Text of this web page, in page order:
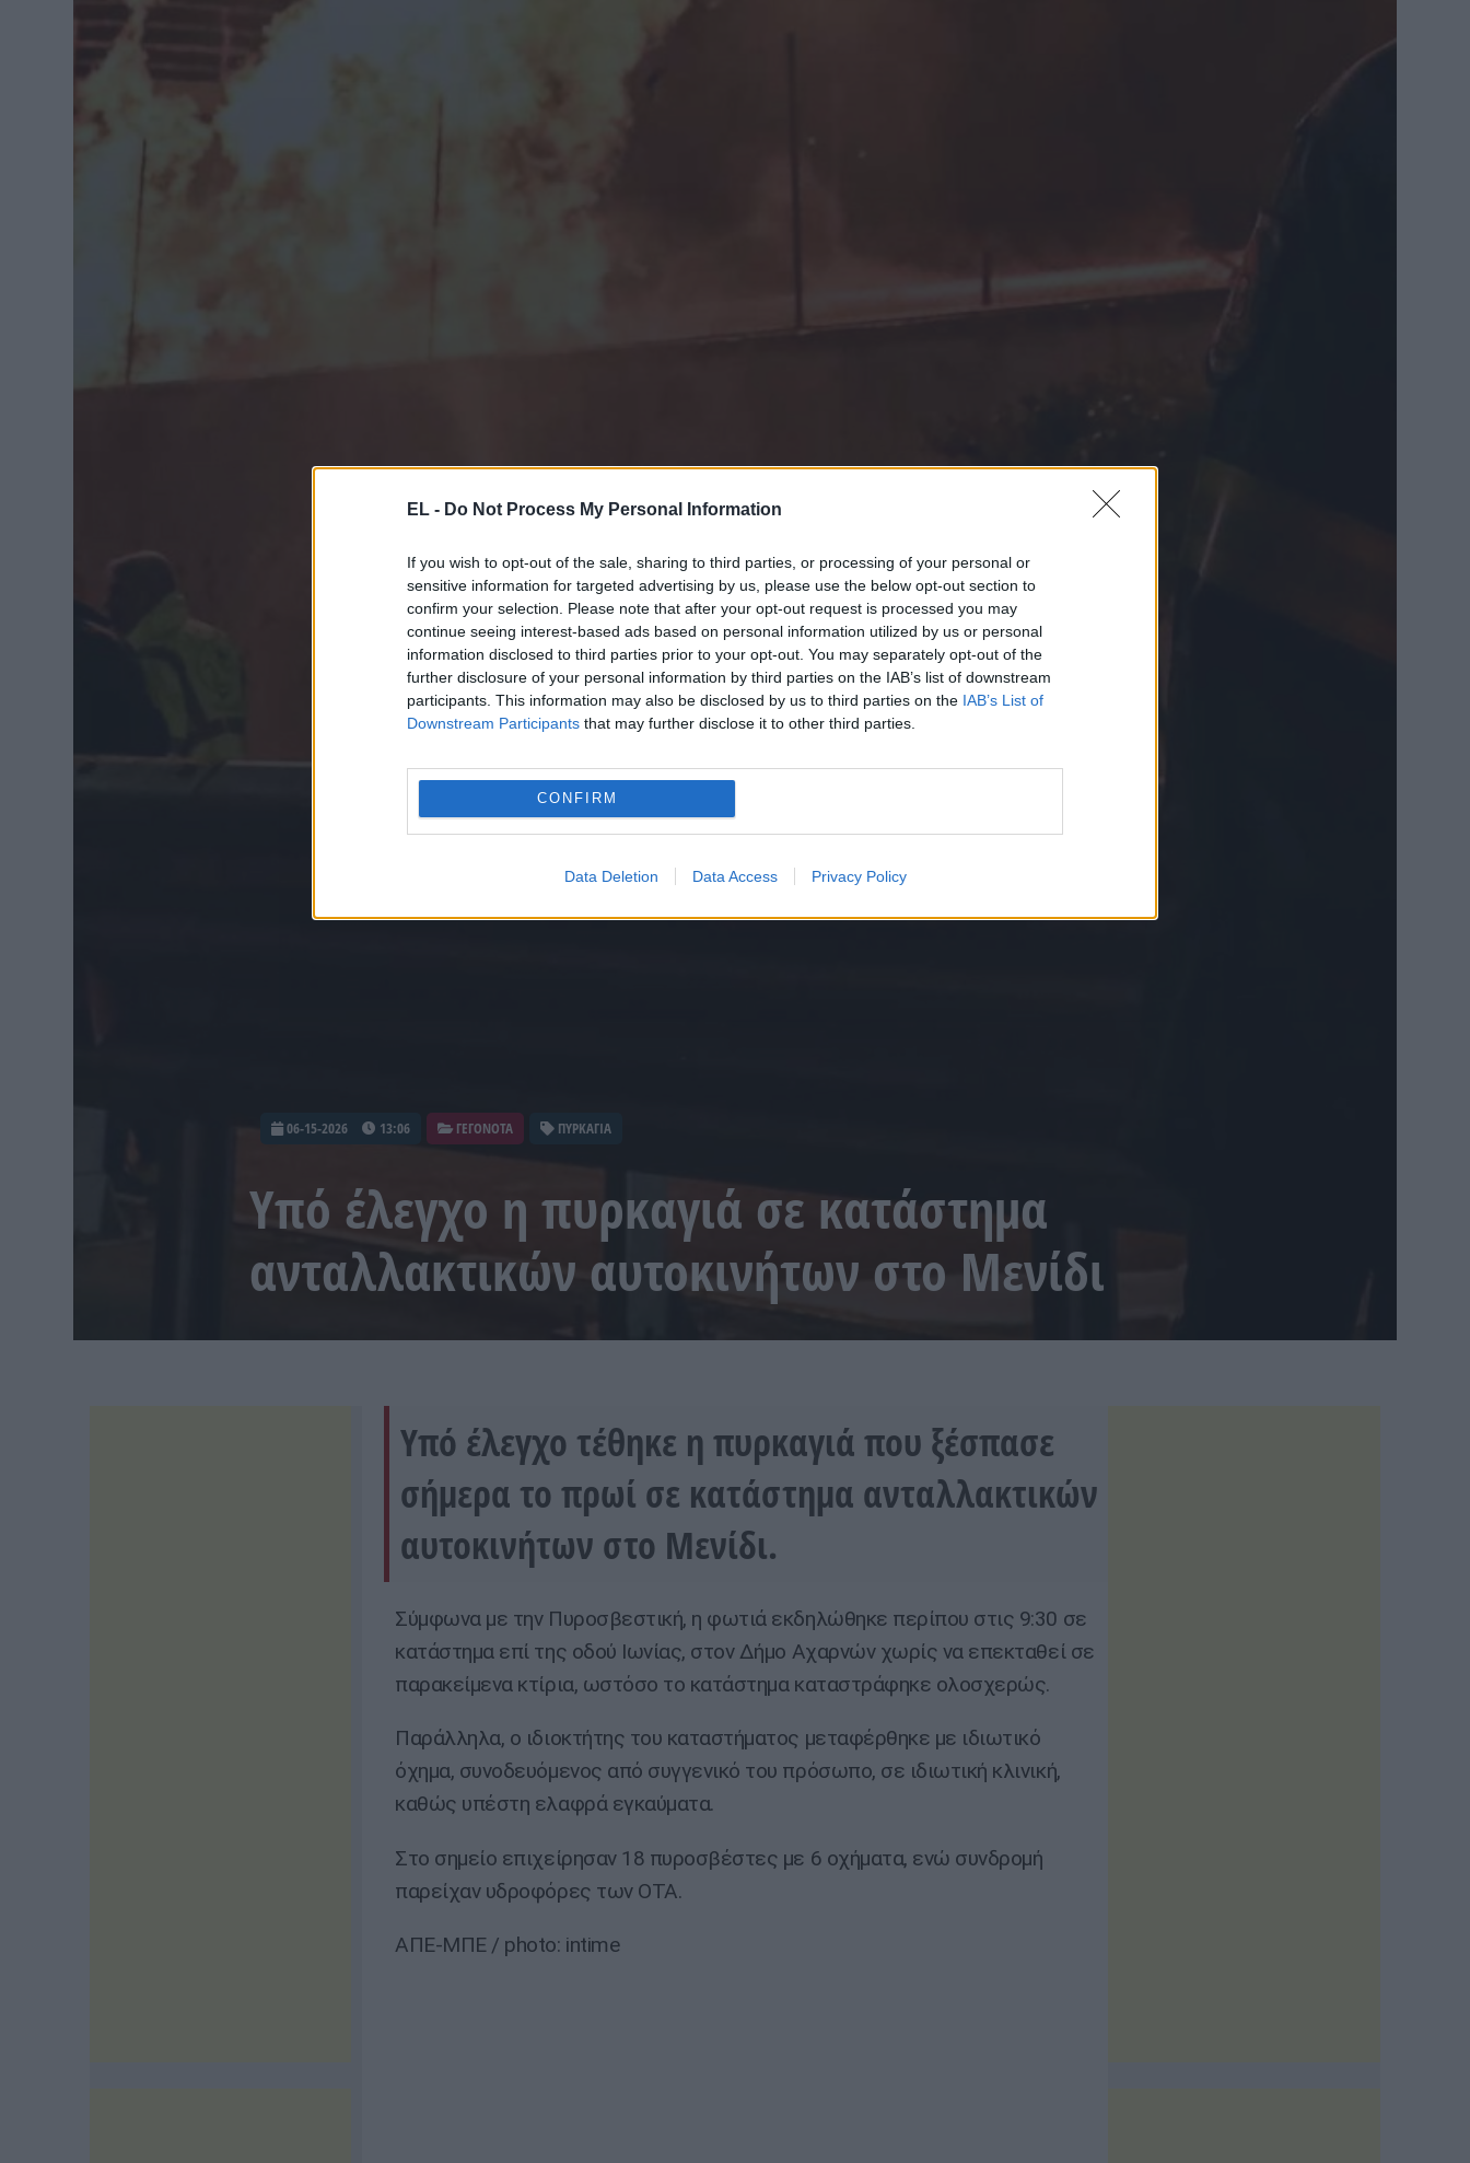
EL - Do Not Process My Personal Information
If you wish to opt-out of the sale, sharing to third parties, or processing of your personal or
sensitive information for targeted advertising by us, please use the below opt-out section to
confirm your selection. Please note that after your opt-out request is processed you may
continue seeing interest-based ads based on personal information utilized by us or personal
information disclosed to third parties prior to your opt-out. You may separately opt-out of the
further disclosure of your personal information by third parties on the IAB’s list of downstream
participants. This information may also be disclosed by us to third parties on the IAB’s List of
Downstream Participants that may further disclose it to other third parties.
CONFIRM
Data Deletion Data Access Privacy Policy
06-15-2026 13:06 ΓΕΓΟΝΟΤΑ ΠΥΡΚΑΓΙΑ
Υπό έλεγχο η πυρκαγιά σε κατάστημα
ανταλλακτικών αυτοκινήτων στο Μενίδι
Υπό έλεγχο τέθηκε η πυρκαγιά που ξέσπασε
σήμερα το πρωί σε κατάστημα ανταλλακτικών
αυτοκινήτων στο Μενίδι.
Σύμφωνα με την Πυροσβεστική, η φωτιά εκδηλώθηκε περίπου στις 9:30 σε
κατάστημα επί της οδού Ιωνίας, στον Δήμο Αχαρνών χωρίς να επεκταθεί σε
παρακείμενα κτίρια, ωστόσο το κατάστημα καταστράφηκε ολοσχερώς.
Παράλληλα, ο ιδιοκτήτης του καταστήματος μεταφέρθηκε με ιδιωτικό
όχημα, συνοδευόμενος από συγγενικό του πρόσωπο, σε ιδιωτική κλινική,
καθώς υπέστη ελαφρά εγκαύματα.
Στο σημείο επιχείρησαν 18 πυροσβέστες με 6 οχήματα, ενώ συνδρομή
παρείχαν υδροφόρες των ΟΤΑ.
ΑΠΕ-ΜΠΕ / photo: intime